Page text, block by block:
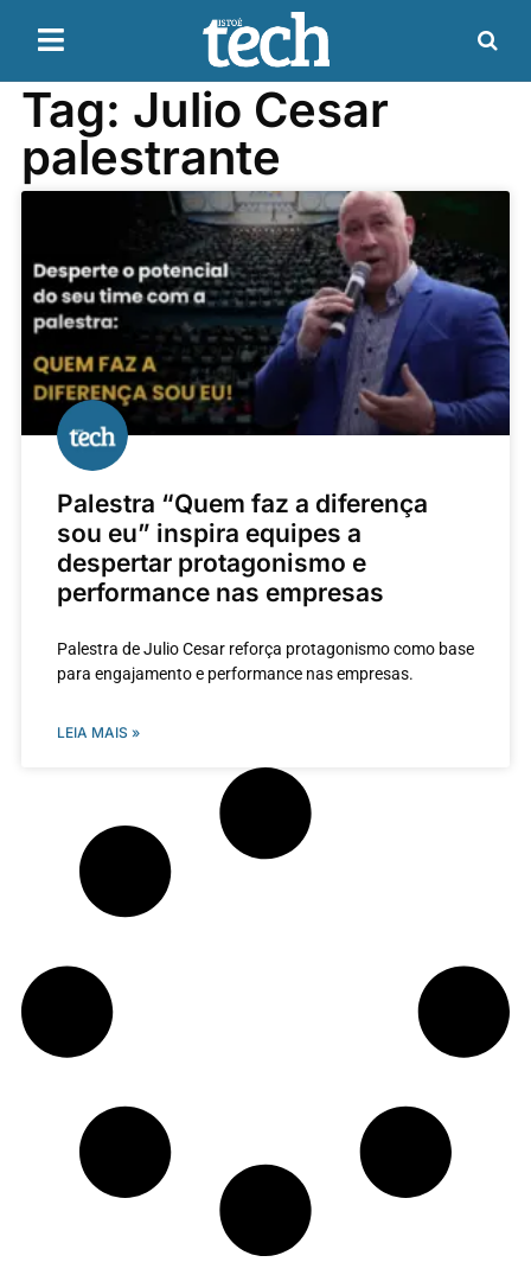
Tag: Julio Cesar
palestrante
Palestra “Quem faz a diferença
sou eu” inspira equipes a
despertar protagonismo e
performance nas empresas
Palestra de Julio Cesar reforça protagonismo como base
para engajamento e performance nas empresas.
LEIA MAIS »